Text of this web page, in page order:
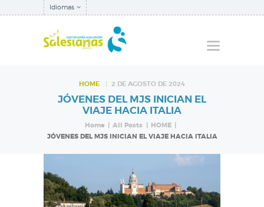
Idiomas
HOME 2 DE AGOSTO DE 2024
JÓVENES DEL MJS INICIAN EL
VIAJE HACIA ITALIA
Home All Posts
HOME
JÓVENES DEL MJS INICIAN EL VIAJE HACIA ITALIA
QUIÉNES SOMOS
NUESTRA
INSPECTORÍA
NOTICIAS